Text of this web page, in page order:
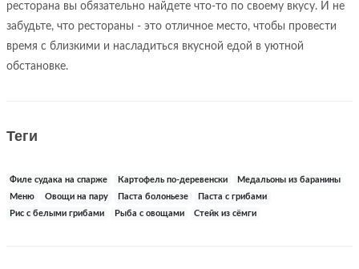
ресторана вы обязательно найдете что-то по своему вкусу. И не
забудьте, что рестораны - это отличное место, чтобы провести
время с близкими и насладиться вкусной едой в уютной
обстановке.
Теги
Филе судака на спарже Картофель по-деревенски Медальоны из баранины
Меню Овощи на пару Паста болоньезе Паста с грибами
Рис с белыми грибами Рыба с овощами Стейк из сёмги